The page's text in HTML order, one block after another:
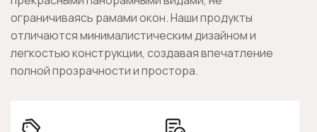
ограничиваясь рамами окон. Наши продукты
отличаются минималистическим дизайном и
легкостью конструкции, создавая впечатление
полной прозрачности и простора.